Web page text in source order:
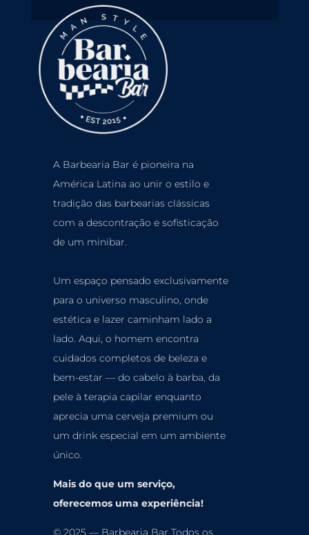
A Barbearia Bar é pioneira na
América Latina ao unir o estilo e
tradição das barbearias clássicas
com a descontração e sofisticação
de um minibar.
Um espaço pensado exclusivamente
para o universo masculino, onde
estética e lazer caminham lado a
lado. Aqui, o homem encontra
cuidados completos de beleza e
bem-estar — do cabelo à barba, da
pele à terapia capilar enquanto
aprecia uma cerveja premium ou
um drink especial em um ambiente
único.
Mais do que um serviço,
oferecemos uma experiência!
© 2025 — Barbearia Bar Todos os